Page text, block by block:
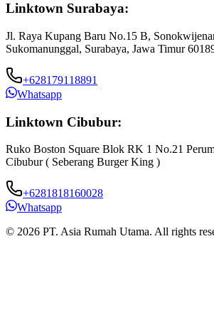
Linktown Surabaya:
Jl. Raya Kupang Baru No.15 B,
Sukomanunggal, Surabaya, Jawa Timur
+628179118891
Whatsapp
Linktown Cibubur:
Ruko Boston Square Blok RK 1 No.21
Cibubur ( Seberang Burger King )
+6281818160028
Whatsapp
© 2026 PT. Asia Rumah Utama. All rights